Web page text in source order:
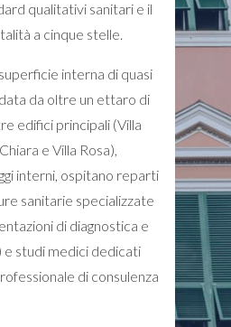
qualitativi sanitari e il
a cinque stelle.
interna di quasi
da oltre un ettaro di
edifici principali (Villa
e Villa Rosa),
interni, ospitano reparti
sanitarie specializzate
di diagnostica e
e studi medici dedicati
di consulenza